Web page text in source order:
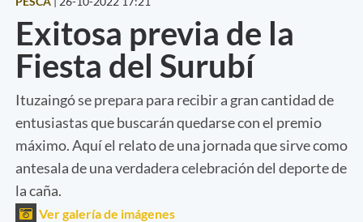
Exitosa previa de la
Fiesta del Surubí
Ituzaingó se prepara para recibir a gran cantidad de
entusiastas que buscarán quedarse con el premio
máximo. Aquí el relato de una jornada que sirve como
antesala de una verdadera celebración del deporte de
la caña.
Ver galería de imágenes